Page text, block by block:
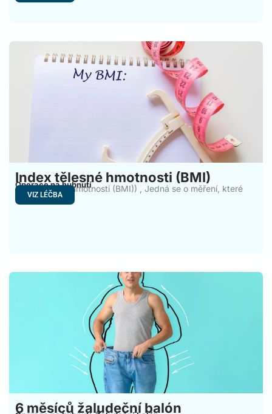
Index tělesné hmotnosti (BMI)
Operace na hubnutí
Index tělesné hmotnosti (BMI)) , Jedná se o měření, které
VIZ LÉČBA
6 měsíců žaludeční balón